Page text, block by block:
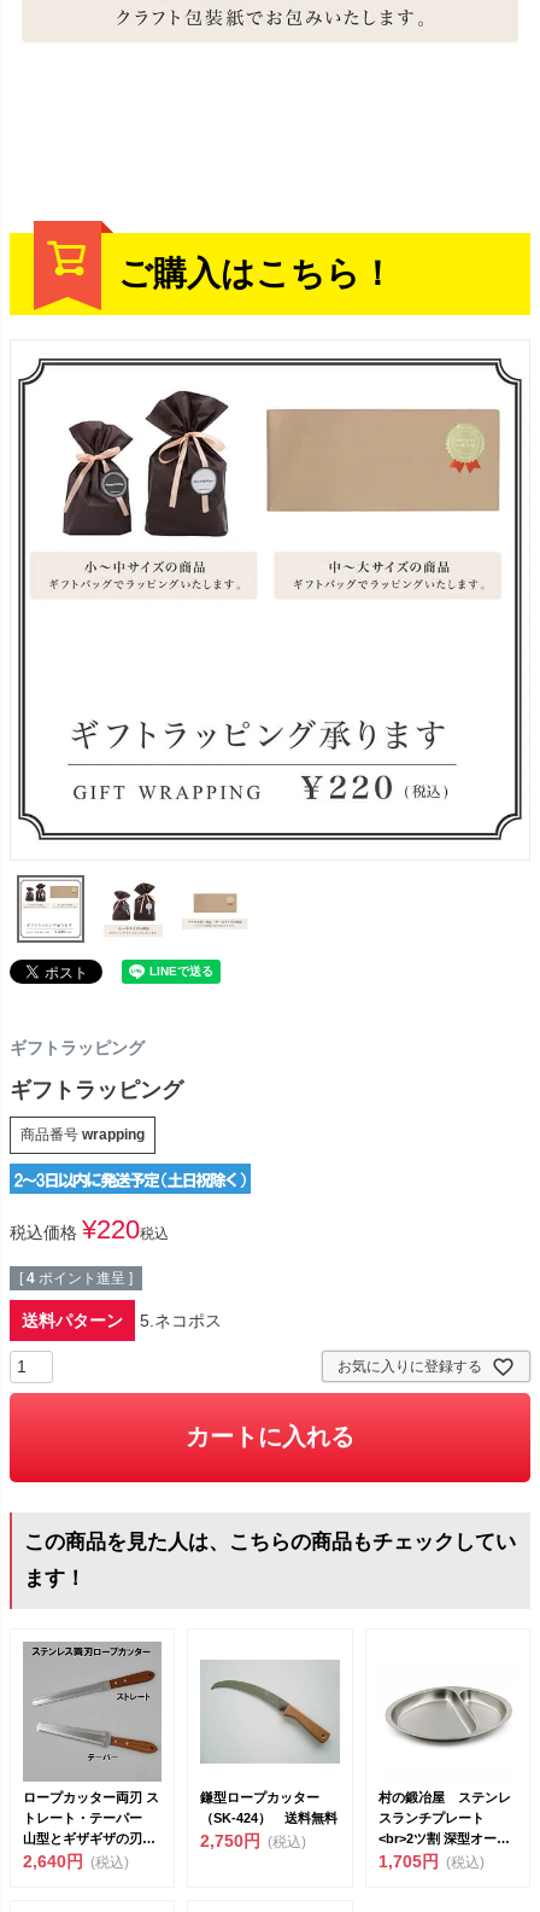
ご購入はこちら！
ギフトラッピング
ギフトラッピング
商品番号 wrapping
税込価格 ¥220税込
[ 4 ポイント進呈 ]
送料パターン 5.ネコポス
お気に入りに登録する
カートに入れる
この商品を見た人は、こちらの商品もチェックしてい
ます！
ロープカッター両刃 ス
トレート・テーパー
山型とギザギザの刃が
よく切れます！ ロー
2,640円 (税込)
鎌型ロープカッター
（SK-424） 送料無料
2,750円 (税込)
村の鍛冶屋 ステンレ
スランチプレート
<br>2ツ割 深型オーバ
ルプレー...
1,705円 (税込)